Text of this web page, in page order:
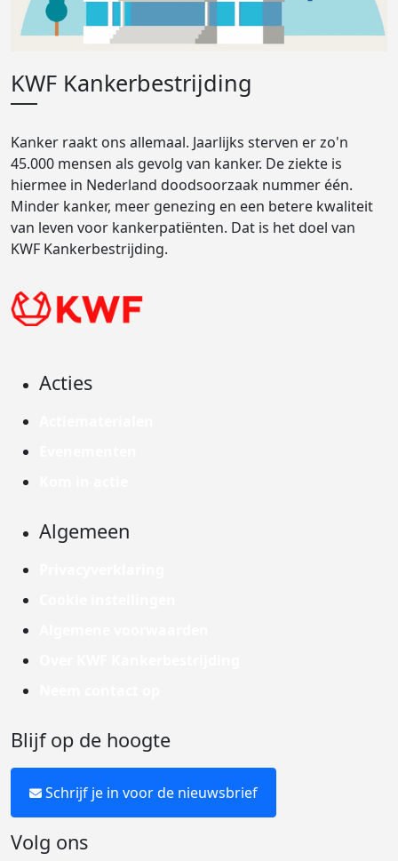
KWF Kankerbestrijding
Kanker raakt ons allemaal. Jaarlijks sterven er zo'n
45.000 mensen als gevolg van kanker. De ziekte is
hiermee in Nederland doodsoorzaak nummer één.
Minder kanker, meer genezing en een betere kwaliteit
van leven voor kankerpatiënten. Dat is het doel van
KWF Kankerbestrijding.
Acties
Algemeen
Blijf op de hoogte
Schrijf je in voor de nieuwsbrief
Volg ons